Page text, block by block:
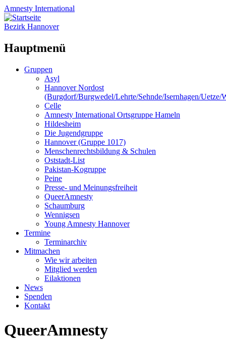
Amnesty International
Bezirk Hannover
Hauptmenü
Zum
Gruppen
Asyl
Hannover Nordost
(Burgdorf/Burgwedel/Lehrte/Sehnde/Isernhagen/Uetze/
Celle
Amnesty International Ortsgruppe Hameln
Hildesheim
Die Jugendgruppe
Hannover (Gruppe 1017)
Menschenrechtsbildung & Schulen
Oststadt-List
Pakistan-Kogruppe
Peine
Presse- und Meinungsfreiheit
QueerAmnesty
Schaumburg
Wennigsen
Young Amnesty Hannover
Termine
Terminarchiv
Mitmachen
Wie wir arbeiten
Mitglied werden
Eilaktionen
News
Spenden
Kontakt
QueerAmnesty